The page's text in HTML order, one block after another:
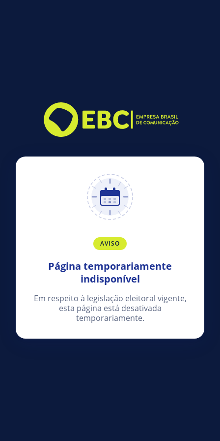
AVISO
Página temporariamente
indisponível
Em respeito à legislação eleitoral vigente,
esta página está desativada
temporariamente.